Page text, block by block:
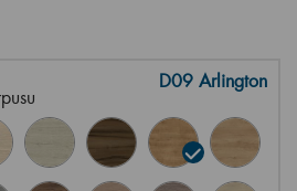
D09 Arlington